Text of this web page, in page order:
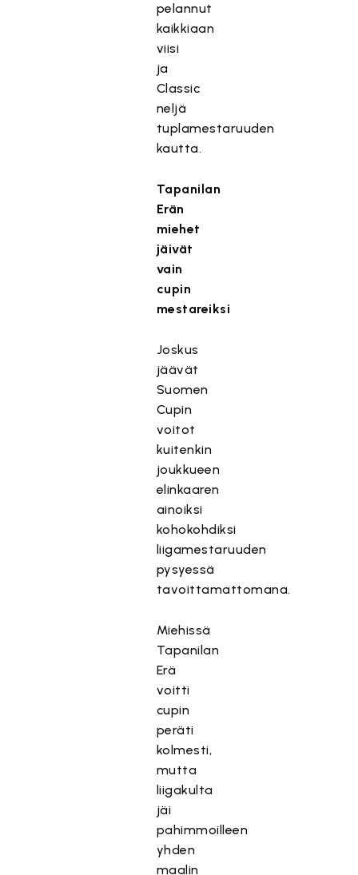
pelannut
kaikkiaan
viisi
ja
Classic
neljä
tuplamestaruuden
kautta.
Tapanilan
Erän
miehet
jäivät
vain
cupin
mestareiksi
Joskus
jäävät
Suomen
Cupin
voitot
kuitenkin
joukkueen
elinkaaren
ainoiksi
kohokohdiksi
liigamestaruuden
pysyessä
tavoittamattomana.
Miehissä
Tapanilan
Erä
voitti
cupin
peräti
kolmesti,
mutta
liigakulta
jäi
pahimmoilleen
yhden
maalin